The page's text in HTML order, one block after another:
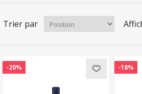
Trier par
-20% -18%